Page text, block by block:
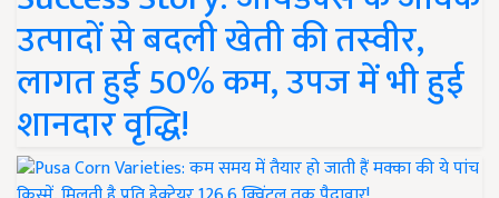
उत्पादों से बदली खेती की तस्वीर,
लागत हुई 50% कम, उपज में भी हुई
शानदार वृद्धि!